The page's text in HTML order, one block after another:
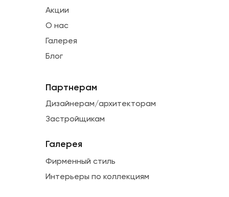
Акции
О нас
Галерея
Блог
Партнерам
Дизайнерам/архитекторам
Застройщикам
Галерея
Фирменный стиль
Интерьеры по коллекциям